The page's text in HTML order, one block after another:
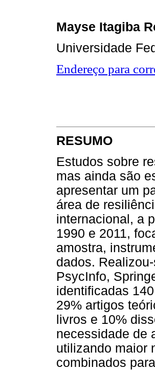
Mayse Itagiba
Universidade
Endereço para
RESUMO
Estudos sobre
mas ainda são
apresentar um
área de
internacional, a
1990 e 2011,
amostra,
dados.
PsycInfo,
identificadas
29% artigos
livros e 10%
necessidade de
utilizando maior
combinados